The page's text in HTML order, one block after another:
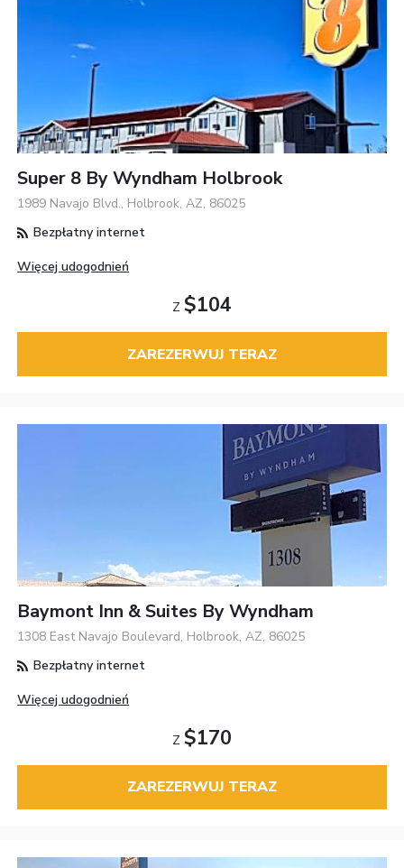
Super 8 By Wyndham Holbrook
1989 Navajo Blvd., Holbrook, AZ, 86025
Bezpłatny internet
Więcej udogodnień
Z $104
ZAREZERWUJ TERAZ
Baymont Inn & Suites By Wyndham
1308 East Navajo Boulevard, Holbrook, AZ, 86025
Bezpłatny internet
Więcej udogodnień
Z $170
ZAREZERWUJ TERAZ